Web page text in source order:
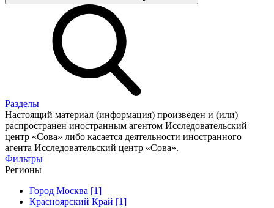
Разделы
Настоящий материал (информация) произведен и (или)
распространен иностранным агентом Исследовательский
центр «Сова» либо касается деятельности иностранного
агента Исследовательский центр «Сова».
Фильтры
Регионы
Город Москва [1]
Красноярский Край [1]